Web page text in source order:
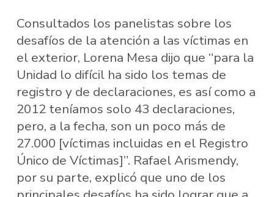
Consultados los panelistas sobre los
desafíos de la atención a las víctimas en
el exterior, Lorena Mesa dijo que “para la
Unidad lo difícil ha sido los temas de
registro y de declaraciones, es así como a
2012 teníamos solo 43 declaraciones,
pero, a la fecha, son un poco más de
27.000 [víctimas incluidas en el Registro
Único de Víctimas]”. Rafael Arismendy,
por su parte, explicó que uno de los